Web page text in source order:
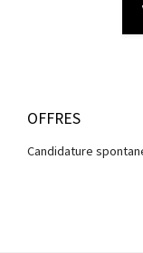
OFFRES
Candidature